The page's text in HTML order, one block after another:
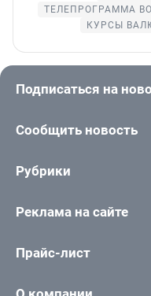
ТЕЛЕПРОГРАММА
КУРСЫ
Подписаться на
Сообщить новость
Рубрики
Реклама на сайте
Прайс-лист